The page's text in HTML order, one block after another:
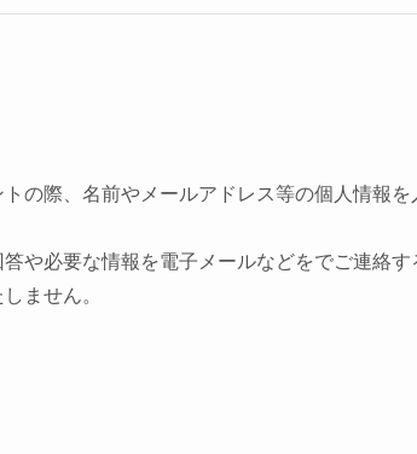
の際、名前やメールアドレス等の個人情報
や必要な情報を電子メールなどをでご連絡
ません。